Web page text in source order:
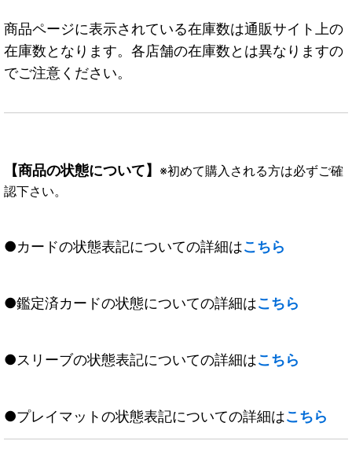
商品ページに表示されている在庫数は通販サイト上の
在庫数となります。各店舗の在庫数とは異なりますの
でご注意ください。
【商品の状態について】 ※初めて購入される方は必ずご確
認下さい。
●カードの状態表記についての詳細はこちら
●鑑定済カードの状態についての詳細はこちら
●スリーブの状態表記についての詳細はこちら
●プレイマットの状態表記についての詳細はこちら